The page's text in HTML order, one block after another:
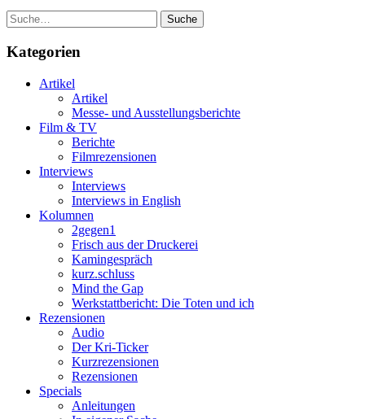
Suche
Kategorien
Artikel
Artikel
Messe- und Ausstellungsberichte
Film & TV
Berichte
Filmrezensionen
Interviews
Interviews
Interviews in English
Kolumnen
2gegen1
Frisch aus der Druckerei
Kamingespräch
kurz.schluss
Mind the Gap
Werkstattbericht: Die Toten und ich
Rezensionen
Audio
Der Kri-Ticker
Kurzrezensionen
Rezensionen
Specials
Anleitungen